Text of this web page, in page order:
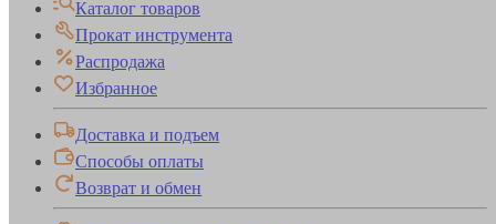
Каталог товаров
Прокат инструмента
Распродажа
Избранное
Доставка и подъем
Способы оплаты
Возврат и обмен